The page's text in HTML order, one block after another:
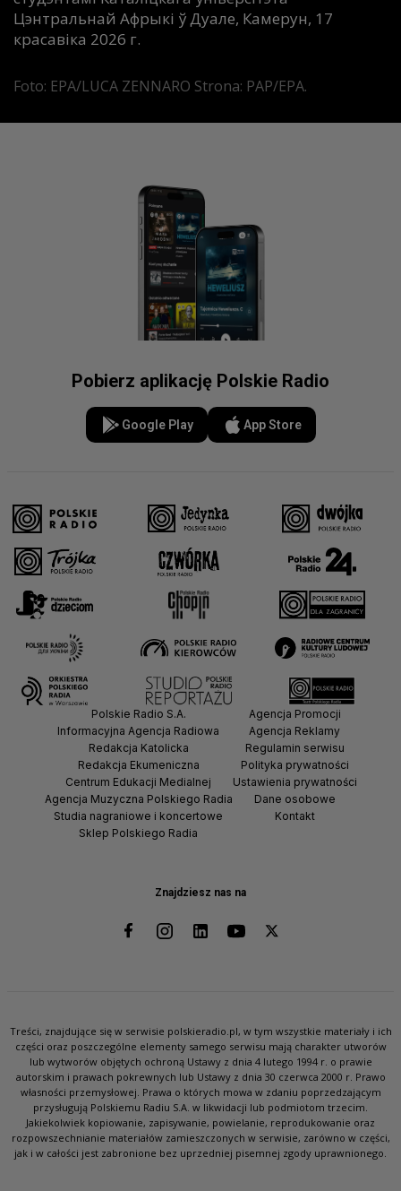
Цэнтральнай Афрыкі ў Дуале, Камерун, 17
красавіка 2026 г.
Foto: EPA/LUCA ZENNARO Strona: PAP/EPA.
Pobierz aplikację Polskie Radio
Google Play App Store
Znajdziesz nas na
Polskie Radio S.A.
Informacyjna Agencja Radiowa
Redakcja Katolicka
Redakcja Ekumeniczna
Centrum Edukacji Medialnej
Agencja Muzyczna Polskiego Radia
Studia nagraniowe i koncertowe
Sklep Polskiego Radia
Agencja Promocji
Agencja Reklamy
Regulamin serwisu
Polityka prywatności
Ustawienia prywatności
Dane osobowe
Kontakt
Treści, znajdujące się w serwisie polskieradio.pl, w tym wszystkie materiały i ich
części oraz poszczególne elementy samego serwisu mają charakter utworów
lub wytworów objętych ochroną Ustawy z dnia 4 lutego 1994 r. o prawie
autorskim i prawach pokrewnych lub Ustawy z dnia 30 czerwca 2000 r. Prawo
własności przemysłowej. Prawa o których mowa w zdaniu poprzedzającym
przysługują Polskiemu Radiu S.A. w likwidacji lub podmiotom trzecim.
Jakiekolwiek kopiowanie, zapisywanie, powielanie, reprodukowanie oraz
rozpowszechnianie materiałów zamieszczonych w serwisie, zarówno w części,
jak i w całości jest zabronione bez uprzedniej pisemnej zgody uprawnionego.